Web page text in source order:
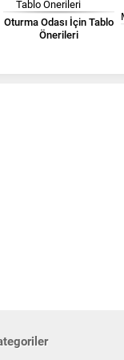
Oturma Odası İçin Tablo
Önerileri